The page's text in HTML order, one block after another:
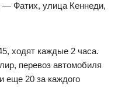
Фатих, улица Кеннеди,
ходят каждые 2 часа.
перевоз автомобиля
еще 20 за каждого